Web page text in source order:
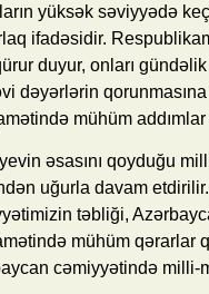
yüksək səviyyədə
ifadəsidir.
duyur, onları gündəlik
dəyərlərin
mühüm addımlar
əsasını qoyduğu
uğurla davam etdirilir.
təbliği,
mühüm qərarlar
cəmiyyətində milli-